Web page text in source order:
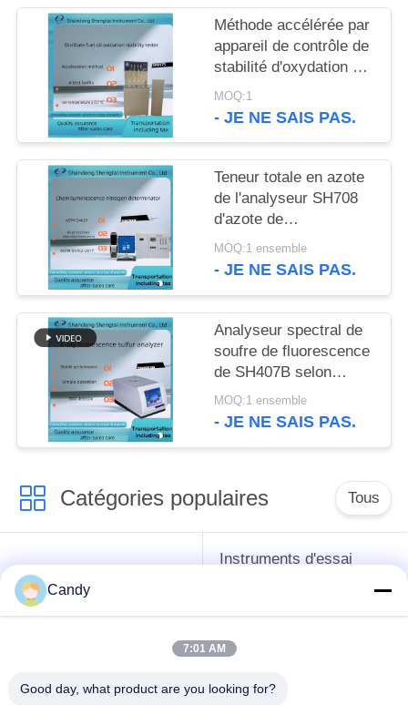
Méthode accélérée par
appareil de contrôle de
stabilité d'oxydation de
fioul de distillat d'ASTM
D2274
MOQ:1
- JE NE SAIS PAS.
Teneur totale en azote
de l'analyseur SH708
d'azote de
chimiluminescence
MOQ:1 ensemble
- JE NE SAIS PAS.
Analyseur spectral de
soufre de fluorescence
de SH407B selon
ASTM D4294 et GB/T
11140-1989
MOQ:1 ensemble
- JE NE SAIS PAS.
Catégories populaires Tous
instruments de essai
de pétrole
Instruments d'essai
graisse
Équipement d'essai
d'huile de
Candy
7:01 AM
Good day, what product are you looking for?